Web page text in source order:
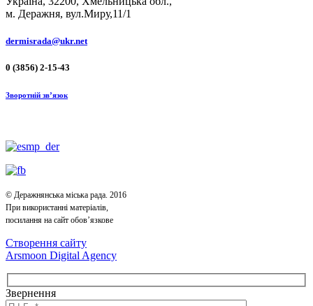
м. Деражня, вул.Миру,11/1
dermisrada@ukr.net
0 (3856) 2-15-43
Зворотній зв’язок
© Деражнянська міська рада. 2016
При використанні матеріалів,
посилання на сайт обов’язкове
Створення сайту
Arsmoon Digital Agency
Звернення